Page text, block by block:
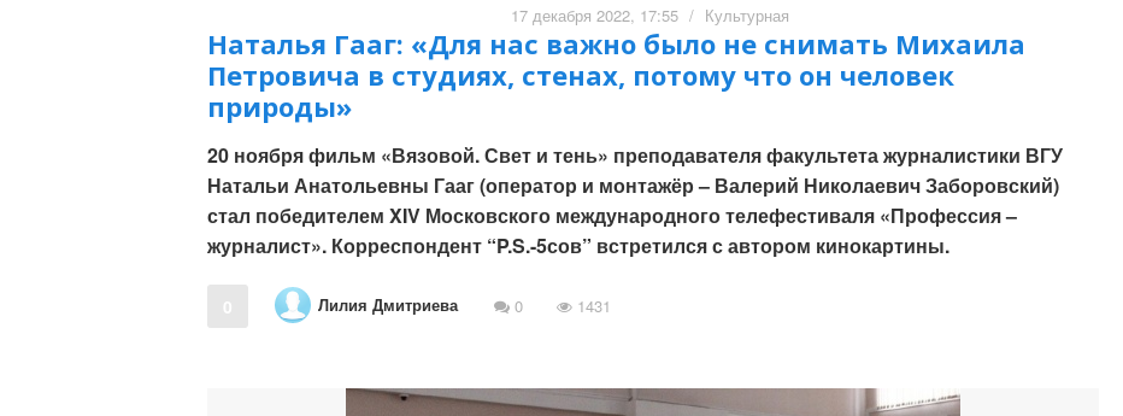
17 декабря 2022, 17:55 / Культурная
Наталья Гааг: «Для нас важно было не снимать Михаила
Петровича в студиях, стенах, потому что он человек
природы»
20 ноября фильм «Вязовой. Свет и тень» преподавателя факультета журналистики ВГУ
Натальи Анатольевны Гааг (оператор и монтажёр – Валерий Николаевич Заборовский)
стал победителем XIV Московского международного телефестиваля «Профессия –
журналист». Корреспондент “P.S.-5сов” встретился с автором кинокартины.
0 Лилия Дмитриева 0 1431